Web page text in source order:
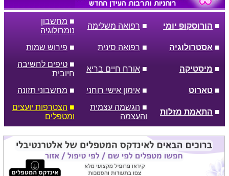
■ הורוסקופ יומי ■ רפואה משלימה
■ מחשבון
נומרולוגיה
■ אסטרולוגיה ■ רפואה סינית ■ פירוש שמות
■ מיסטיקה ■ אורח חיים בריא
■ טיפים לחשיבה
חיובית
■ טארוט ■ אימון אישי רוחני ■ מחשבוני תזונה
■ התאמת מזלות
■ הגשמה עצמית
והעצמה
■ הצטרפות יועצים
ומטפלים